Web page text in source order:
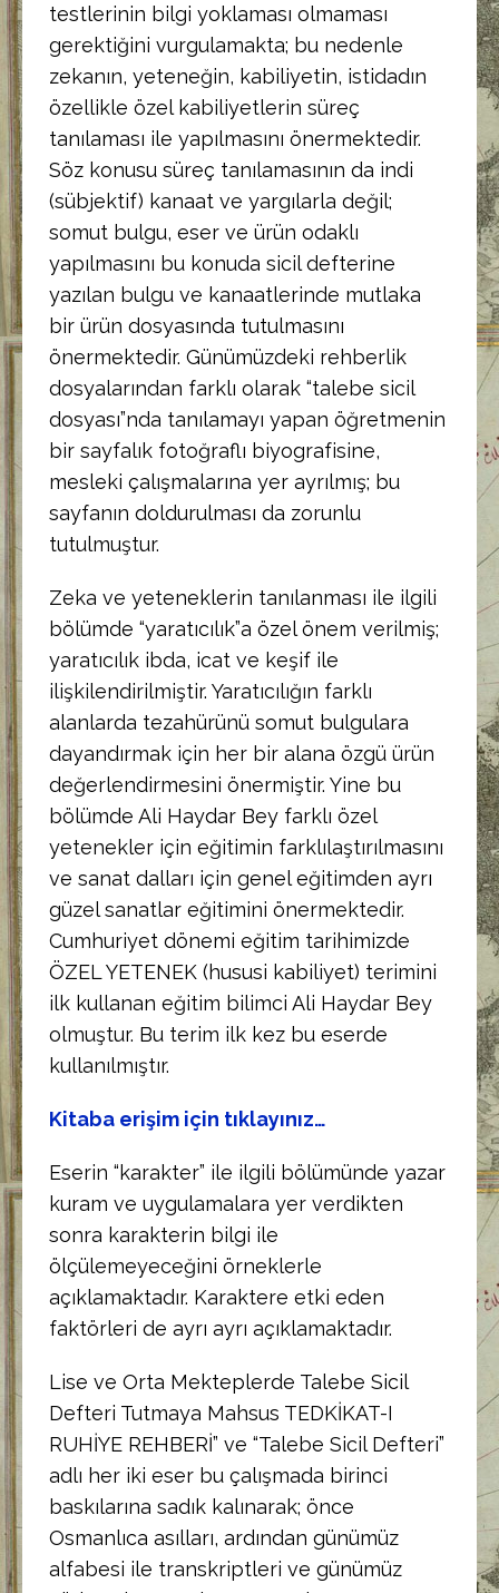
testlerinin bilgi yoklaması olmaması
gerektiğini vurgulamakta; bu nedenle
zekanın, yeteneğin, kabiliyetin, istidadın
özellikle özel kabiliyetlerin süreç
tanılaması ile yapılmasını önermektedir.
Söz konusu süreç tanılamasının da indi
(sübjektif) kanaat ve yargılarla değil;
somut bulgu, eser ve ürün odaklı
yapılmasını bu konuda sicil defterine
yazılan bulgu ve kanaatlerinde mutlaka
bir ürün dosyasında tutulmasını
önermektedir. Günümüzdeki rehberlik
dosyalarından farklı olarak “talebe sicil
dosyası”nda tanılamayı yapan öğretmenin
bir sayfalık fotoğraflı biyografisine,
mesleki çalışmalarına yer ayrılmış; bu
sayfanın doldurulması da zorunlu
tutulmuştur.
Zeka ve yeteneklerin tanılanması ile ilgili
bölümde “yaratıcılık”a özel önem verilmiş;
yaratıcılık ibda, icat ve keşif ile
ilişkilendirilmiştir. Yaratıcılığın farklı
alanlarda tezahürünü somut bulgulara
dayandırmak için her bir alana özgü ürün
değerlendirmesini önermiştir. Yine bu
bölümde Ali Haydar Bey farklı özel
yetenekler için eğitimin farklılaştırılmasını
ve sanat dalları için genel eğitimden ayrı
güzel sanatlar eğitimini önermektedir.
Cumhuriyet dönemi eğitim tarihimizde
ÖZEL YETENEK (hususi kabiliyet) terimini
ilk kullanan eğitim bilimci Ali Haydar Bey
olmuştur. Bu terim ilk kez bu eserde
kullanılmıştır.
Kitaba erişim için tıklayınız…
Eserin “karakter” ile ilgili bölümünde yazar
kuram ve uygulamalara yer verdikten
sonra karakterin bilgi ile
ölçülemeyeceğini örneklerle
açıklamaktadır. Karaktere etki eden
faktörleri de ayrı ayrı açıklamaktadır.
Lise ve Orta Mekteplerde Talebe Sicil
Defteri Tutmaya Mahsus TEDKİKAT-I
RUHİYE REHBERİ” ve “Talebe Sicil Defteri”
adlı her iki eser bu çalışmada birinci
baskılarına sadık kalınarak; önce
Osmanlıca asılları, ardından günümüz
alfabesi ile transkriptleri ve günümüz